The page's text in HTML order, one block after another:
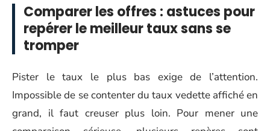
Comparer les offres : astuces pour
repérer le meilleur taux sans se
tromper
Pister le taux le plus bas exige de l’attention.
Impossible de se contenter du taux vedette affiché en
grand, il faut creuser plus loin. Pour mener une